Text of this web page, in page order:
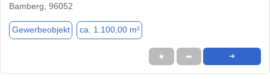
Bamberg, 96052
Gewerbeobjekt ca. 1.100,00 m²
★ ➦ ➜